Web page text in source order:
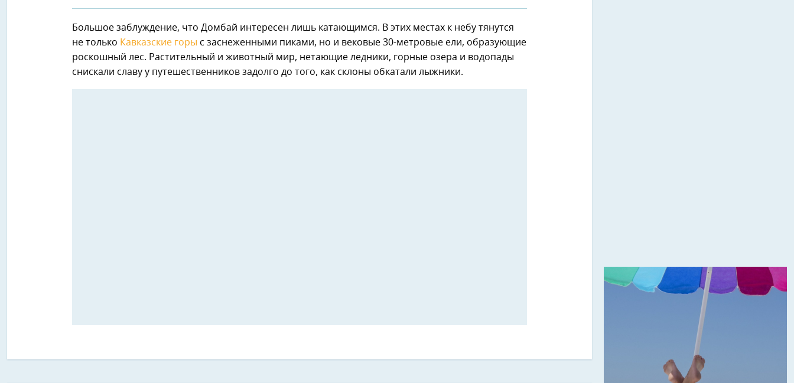
Большое заблуждение, что Домбай интересен лишь катающимся. В этих местах к небу тянутся
не только Кавказские горы с заснеженными пиками, но и вековые 30-метровые ели, образующие
роскошный лес. Растительный и животный мир, нетающие ледники, горные озера и водопады
снискали славу у путешественников задолго до того, как склоны обкатали лыжники.